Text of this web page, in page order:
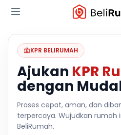
KPR BELIRUMAH
Ajukan KPR
dengan
Proses cepat, aman, dan
terpercaya. Wujudkan rumah
BeliRumah.